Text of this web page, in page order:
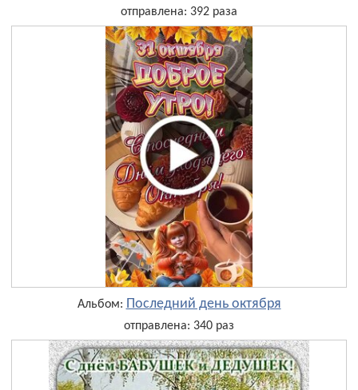
отправлена: 392 раза
Альбом: Последний день октября
отправлена: 340 раз